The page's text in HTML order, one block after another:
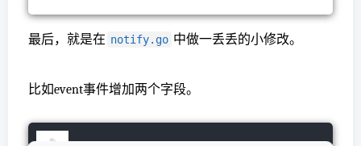
最后，就是在 notify.go 中做一丢丢的小修改。
比如event事件增加两个字段。